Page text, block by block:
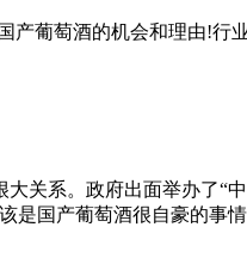
葡萄酒的机会和理由!行
关系。政府出面举办了“
是国产葡萄酒很自豪的事